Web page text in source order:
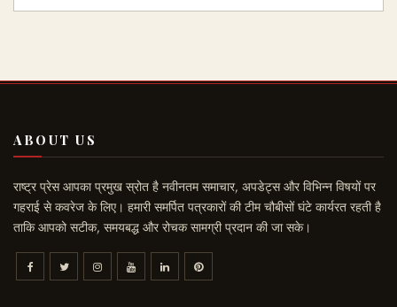
ABOUT US
राष्ट्र प्रेस आपका प्रमुख स्रोत है नवीनतम समाचार, अपडेट्स और विभिन्न विषयों पर
गहराई से कवरेज के लिए। हमारी समर्पित पत्रकारों की टीम चौबीसों घंटे कार्यरत रहती है
ताकि आपको सटीक, समयबद्ध और रोचक सामग्री प्रदान की जा सके।